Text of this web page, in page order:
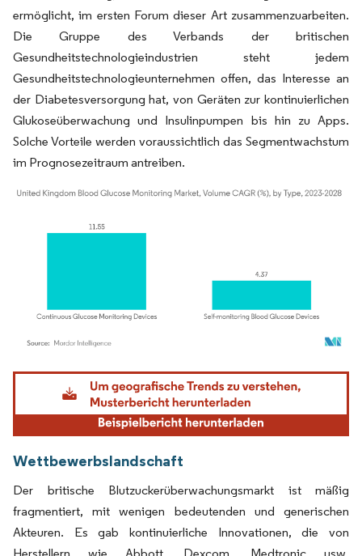
ermöglicht, im ersten Forum dieser Art zusammenzuarbeiten.
Die Gruppe des Verbands der britischen
Gesundheitstechnologieindustrien steht jedem
Gesundheitstechnologieunternehmen offen, das Interesse an
der Diabetesversorgung hat, von Geräten zur kontinuierlichen
Glukoseüberwachung und Insulinpumpen bis hin zu Apps.
Solche Vorteile werden voraussichtlich das Segmentwachstum
im Prognosezeitraum antreiben.
Bild © Mordor Intelligence. Wiederverwendung erfordert Namensnennung gemäß
Wettbewerbslandschaft
Der britische Blutzuckerüberwachungsmarkt ist mäßig
fragmentiert, mit wenigen bedeutenden und generischen
Akteuren. Es gab kontinuierliche Innovationen, die von